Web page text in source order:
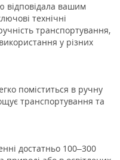
відповідала вашим
технічні
транспортування,
у різних
поміститься в ручну
транспортування та
достатньо 100–300